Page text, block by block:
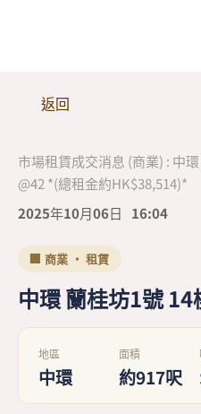
返回
市場租賃成交消息 (商業) : 中
@42 *(總租金約HK$38,514)*
2025年10月06日
16:04
🏢 商業 · 租賃
中環 蘭桂坊1號 14
地區
中環
面積
約917呎